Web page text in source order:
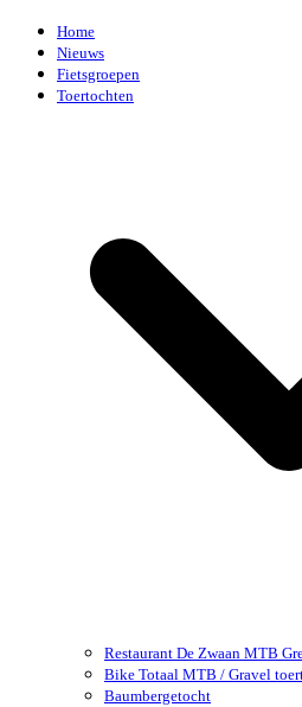
Home
Nieuws
Fietsgroepen
Toertochten
Restaurant De Zwaan MTB
Bike Totaal MTB / Gravel
Baumbergetocht